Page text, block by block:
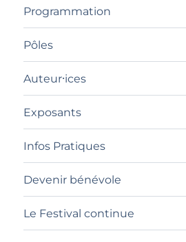
Programmation
Pôles
Auteur⸱ices
Exposants
Infos Pratiques
Devenir bénévole
Le Festival continue